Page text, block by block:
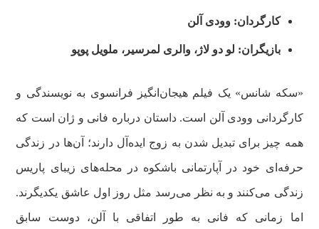
کارگردان: وودی آلن
بازیگران: لو دو لاژ، والری لمرسیر، ملویل پوپو
«سکه شانس» یک فیلم هیجان‌انگیز فرانسوی به نویسندگی و
کارگردانی وودی آلن است. داستان درباره فانی و ژان است که
همه چیز برای تبدیل شدن به زوج ایده‌آل دارند؛ آن‌ها در زندگی
حرفه‌ای خود در آپارتمانی باشکوه در محله‌های زیبای پاریس
زندگی می‌کنند و به نظر می‌رسد مثل روز اول عاشق یکدیگرند.
اما زمانی که فانی به طور اتفاقی با آلن، دوست سابق